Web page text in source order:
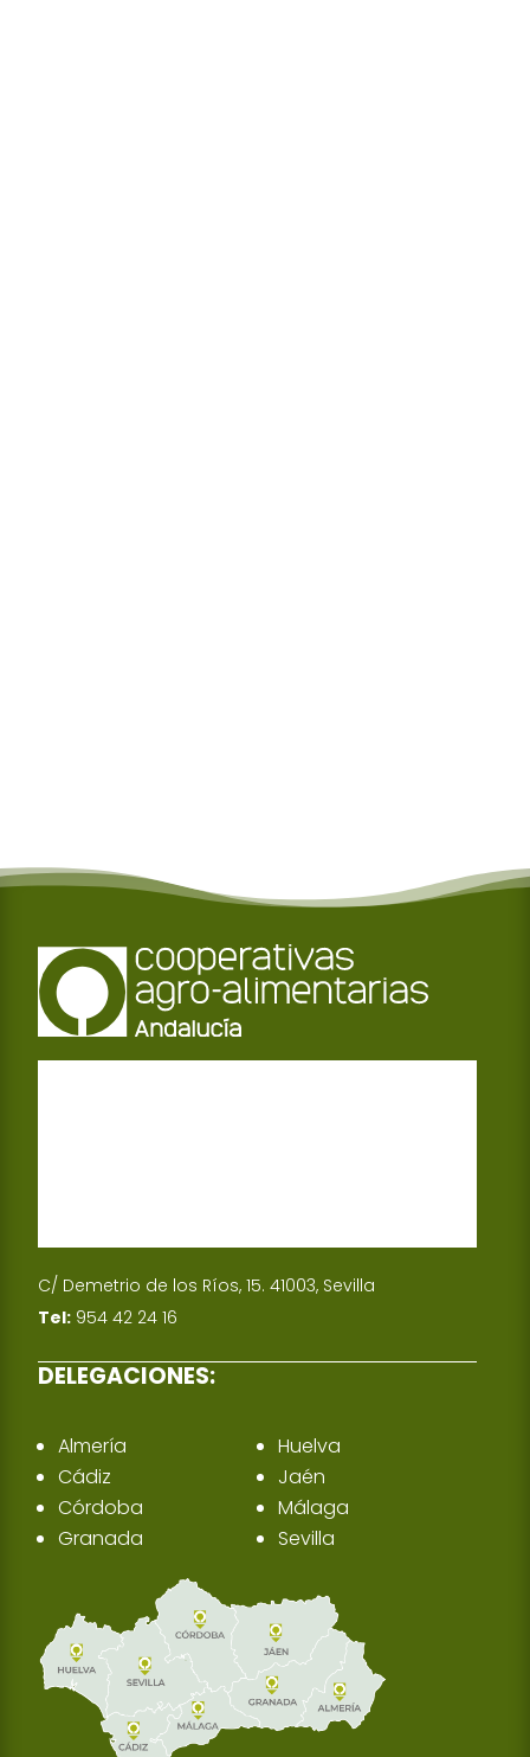
C/ Demetrio de los Ríos, 15. 41003, Sevilla
Tel: 954 42 24 16
DELEGACIONES:
Almería
Cádiz
Córdoba
Granada
Huelva
Jaén
Málaga
Sevilla